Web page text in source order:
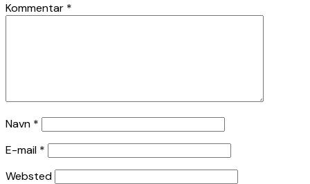
Kommentar *
Navn *
E-mail *
Websted